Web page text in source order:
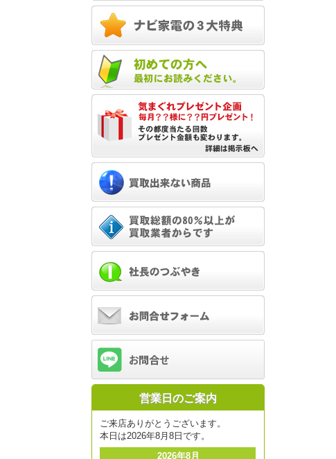
営業日のご案内
ご来店ありがとうございます。
本日は2026年8月8日です。
2026年8月